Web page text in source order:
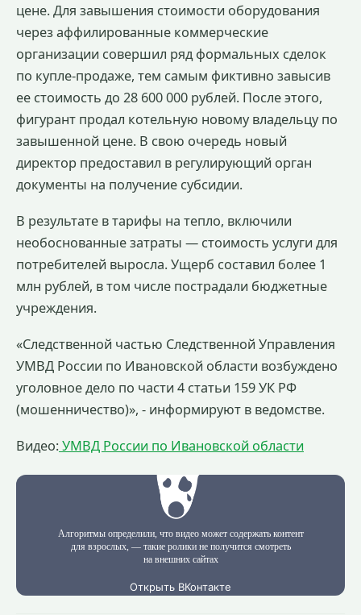
цене. Для завышения стоимости оборудования
через аффилированные коммерческие
организации совершил ряд формальных сделок
по купле-продаже, тем самым фиктивно завысив
ее стоимость до 28 600 000 рублей. После этого,
фигурант продал котельную новому владельцу по
завышенной цене. В свою очередь новый
директор предоставил в регулирующий орган
документы на получение субсидии.
В результате в тарифы на тепло, включили
необоснованные затраты — стоимость услуги для
потребителей выросла. Ущерб составил более 1
млн рублей, в том числе пострадали бюджетные
учреждения.
«Следственной частью Следственной Управления
УМВД России по Ивановской области возбуждено
уголовное дело по части 4 статьи 159 УК РФ
(мошенничество)», - информируют в ведомстве.
Видео: УМВД России по Ивановской области